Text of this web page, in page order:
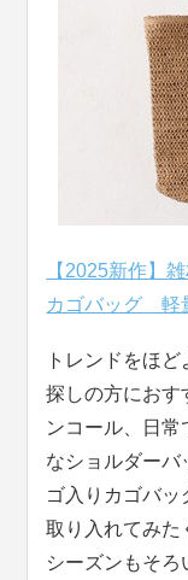
【2025新作】
カゴバッグ 軽
トレンドをほ
探しの方におす
ンコール、日常
なショルダーバ
ゴ入りカゴバ
取り入れてみた
シーズンもそろ